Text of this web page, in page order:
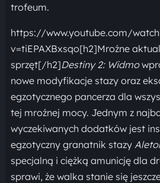
trofeum.
https://www.youtube.com/
v=tiEPAXBxsqo[h2]Mroźne
sprzęt[/h2]Destiny 2: Widmo
nowe modyfikacje stazy oraz
egzotycznego pancerza dla
tej mroźnej mocy. Jednym z
wyczekiwanych dodatków jest
egzotyczny granatnik stazy
specjalną i ciężką amunicję dla
sprawi, że walka stanie się